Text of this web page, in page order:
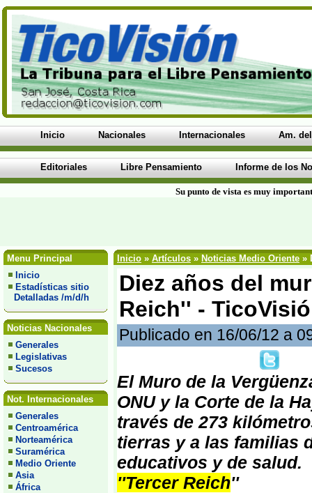
Inicio Nacionales Internacionales Am.
Editoriales Libre Pensamiento Informe de los
Su punto de vista es muy
Menu Principal
Inicio
Estadísticas sitio
Detalladas /m/d/h
Noticias Nacionales
Generales
Legislativas
Sucesos
Not. Internacionales
Generales
Centroamérica
Norteamérica
Suramérica
Medio Oriente
Asia
África
Inicio » Artículos » Noticias Medio Oriente »
Diez años del
Reich'' -
Publicado en 16/06/12 a
El Muro de la
ONU y la Corte de la
través de 273
tierras y a las familias
educativos y de salud.
''Tercer Reich''